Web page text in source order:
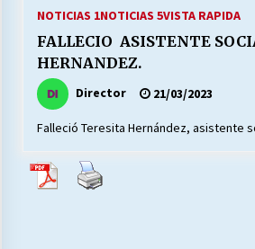
MUNICIPALIDAD,
LABORAL:
13/07/2026
Escuela hospitalaria El
NOTICIAS 1NOTICIAS 5VISTA RAPIDA
FALLECIO ASISTENTE
HERNANDEZ.
Director 21/03/2023
Falleció Teresita Hernández, asistente